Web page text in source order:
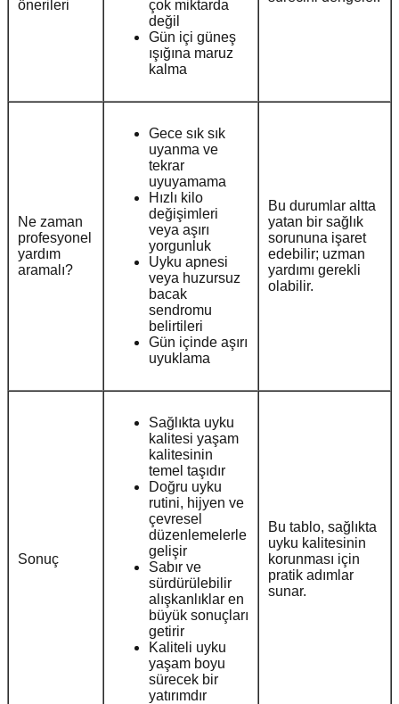
önerileri
çok miktarda
değil
Gün içi güneş
ışığına maruz
kalma
Ne zaman
profesyonel
yardım
aramalı?
Gece sık sık
uyanma ve
tekrar
uyuyamama
Hızlı kilo
değişimleri
veya aşırı
yorgunluk
Uyku apnesi
veya huzursuz
bacak
sendromu
belirtileri
Gün içinde aşırı
uyuklama
Bu durumlar altta
yatan bir sağlık
sorununa işaret
edebilir; uzman
yardımı gerekli
olabilir.
Sonuç
Sağlıkta uyku
kalitesi yaşam
kalitesinin
temel taşıdır
Doğru uyku
rutini, hijyen ve
çevresel
düzenlemelerle
gelişir
Sabır ve
sürdürülebilir
alışkanlıklar en
büyük sonuçları
getirir
Kaliteli uyku
yaşam boyu
sürecek bir
yatırımdır
Bu tablo, sağlıkta
uyku kalitesinin
korunması için
pratik adımlar
sunar.